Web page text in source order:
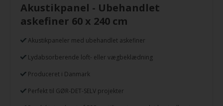
Akustikpanel - Ubehandlet
askefiner 60 x 240 cm
Akustikpaneler med ubehandlet askefiner
Lydabsorberende loft- eller vægbeklædning
Produceret i Danmark
Perfekt til GØR-DET-SELV projekter